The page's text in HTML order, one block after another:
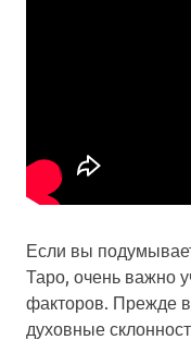
Если вы
Таро, очень важно
факторов. Прежде
духовные